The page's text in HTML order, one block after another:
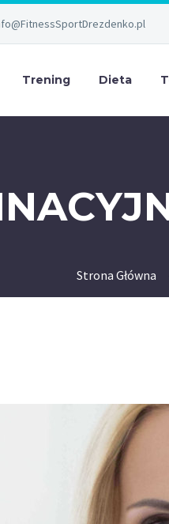
Trening Dieta
Strona Główna